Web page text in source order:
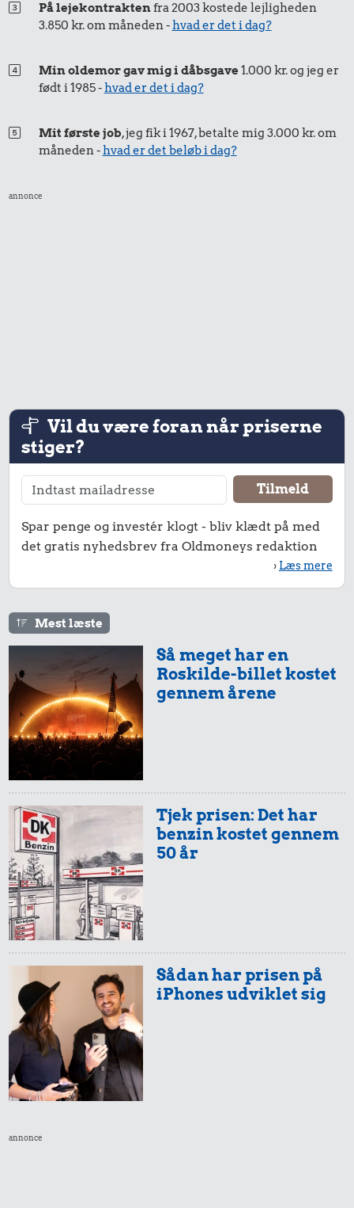
På lejekontraktenfra 2003 kostede lejligheden
3.850 kr. om måneden -hvad er det i dag?
Min oldemor gav mig i dåbsgave1.000 kr. og jeg er
født i 1985 -hvad er det i dag?
Mit første job, jeg fik i 1967, betalte mig 3.000 kr. om
måneden -hvad er det beløb i dag?
annonce
Vil du være foran når priserne
stiger?
Spar penge og investér klogt - bliv klædt på med
det gratis nyhedsbrev fra Oldmoneys redaktion
› Læs mere
Mest læste
Så meget har en
Roskilde-billet kostet
gennem årene
Tjek prisen: Det har
benzin kostet gennem
50 år
Sådan har prisen på
iPhones udviklet sig
annonce